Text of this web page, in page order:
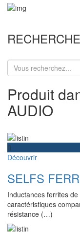
Produit
AUDIO
Découvrir
SELFS
Inductances ferrites
caractéristiques
résistance (…)